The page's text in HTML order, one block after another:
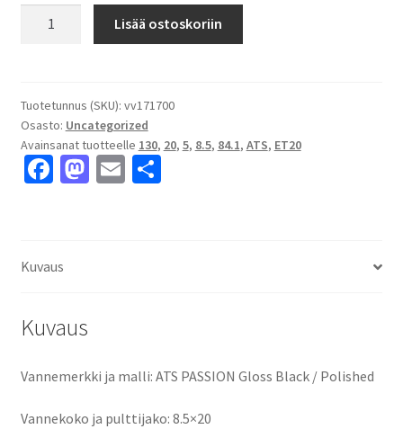
/
Polished
8.5x20"
5x130
Lisää ostoskoriin
Tuotetunnus (SKU): vv171700
Osasto: Uncategorized
Avainsanat tuotteelle 130, 20, 5, 8.5, 84.1, ATS, ET20
Fa
o
M E S
Kuvaus
Kuvaus
Vannemerkki ja malli: ATS PASSION Gloss Black / Polished
Vannekoko ja pulttijako: 8.5×20